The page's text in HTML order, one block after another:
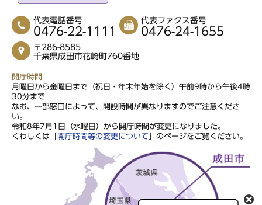
代表電話番号
0476-22-1111
代表ファクス番号
0476-24-1655
〒286-8585
千葉県成田市花崎町760番地
開庁時間
月曜日から金曜日まで（祝日・年末年始を除く）午前9時から午後4時
30分まで
なお、一部窓口によって、開設時間が異なりますのでご注意くださ
い。
令和8年7月1日（水曜日）から開庁時間が変更になりました。
くわしくは「
開庁時間等の変更について 」のページをご覧ください。